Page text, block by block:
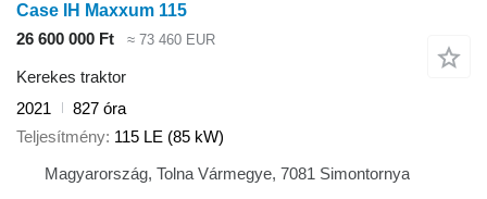
Case IH Maxxum 115
26 600 000 Ft
≈ 73 460 EUR
Kerekes traktor
2021
827 óra
Teljesítmény 115 LE (85 kW)
Magyarország, Tolna Vármegye, 7081 Simontornya